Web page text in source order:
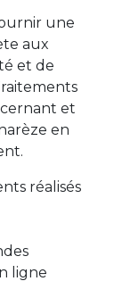
une
aux
et de
et
en
réalisés
ligne